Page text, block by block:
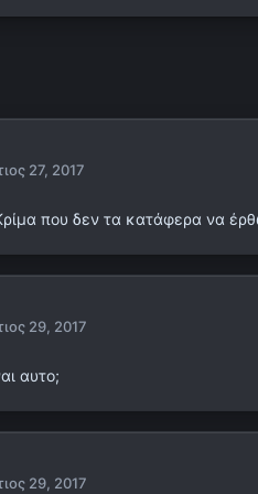
27, 2017
που δεν τα κατάφερα να
29, 2017
αυτο;
29, 2017